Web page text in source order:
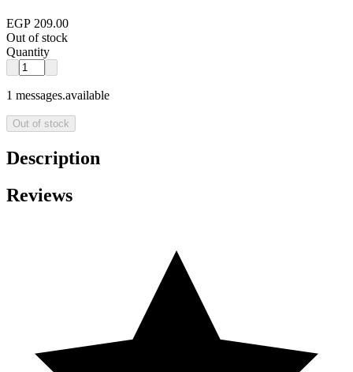
EGP 209.00
Out of stock
Quantity
1 messages.available
Out of stock
Description
Reviews